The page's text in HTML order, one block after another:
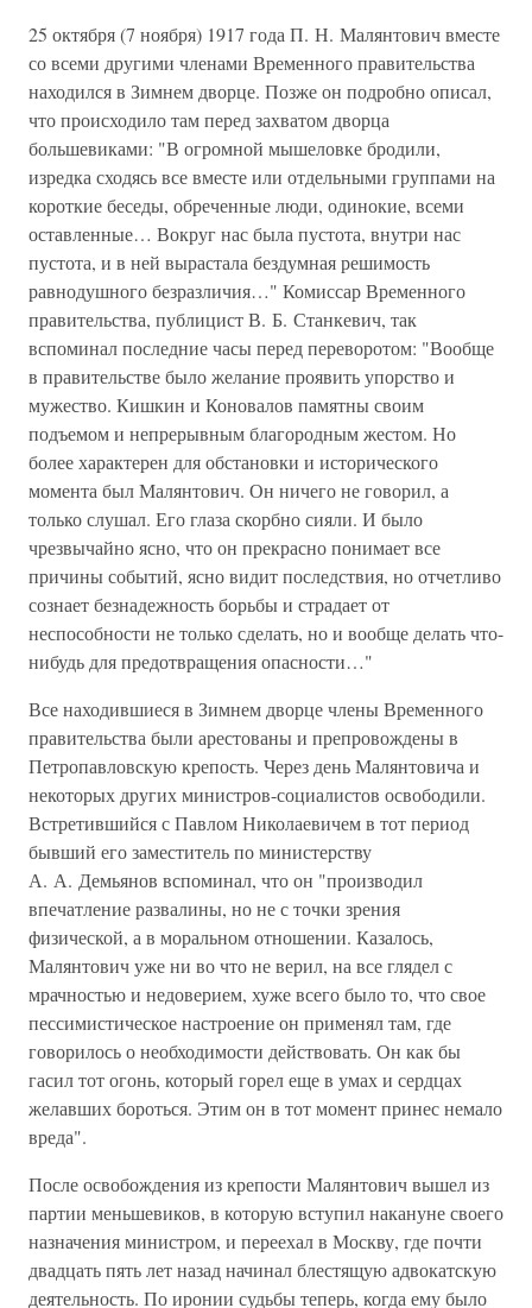
25 октября (7 ноября) 1917 года П. Н. Малянтович вместе
со всеми другими членами Временного правительства
находился в Зимнем дворце. Позже он подробно описал,
что происходило там перед захватом дворца
большевиками: "В огромной мышеловке бродили,
изредка сходясь все вместе или отдельными группами на
короткие беседы, обреченные люди, одинокие, всеми
оставленные… Вокруг нас была пустота, внутри нас
пустота, и в ней вырастала бездумная решимость
равнодушного безразличия…" Комиссар Временного
правительства, публицист В. Б. Станкевич, так
вспоминал последние часы перед переворотом: "Вообще
в правительстве было желание проявить упорство и
мужество. Кишкин и Коновалов памятны своим
подъемом и непрерывным благородным жестом. Но
более характерен для обстановки и исторического
момента был Малянтович. Он ничего не говорил, а
только слушал. Его глаза скорбно сияли. И было
чрезвычайно ясно, что он прекрасно понимает все
причины событий, ясно видит последствия, но отчетливо
сознает безнадежность борьбы и страдает от
неспособности не только сделать, но и вообще делать что-
нибудь для предотвращения опасности…"
Все находившиеся в Зимнем дворце члены Временного
правительства были арестованы и препровождены в
Петропавловскую крепость. Через день Малянтовича и
некоторых других министров-социалистов освободили.
Встретившийся с Павлом Николаевичем в тот период
бывший его заместитель по министерству
А. А. Демьянов вспоминал, что он "производил
впечатление развалины, но не с точки зрения
физической, а в моральном отношении. Казалось,
Малянтович уже ни во что не верил, на все глядел с
мрачностью и недоверием, хуже всего было то, что свое
пессимистическое настроение он применял там, где
говорилось о необходимости действовать. Он как бы
гасил тот огонь, который горел еще в умах и сердцах
желавших бороться. Этим он в тот момент принес немало
вреда".
После освобождения из крепости Малянтович вышел из
партии меньшевиков, в которую вступил накануне своего
назначения министром, и переехал в Москву, где почти
двадцать пять лет назад начинал блестящую адвокатскую
деятельность. По иронии судьбы теперь, когда ему было